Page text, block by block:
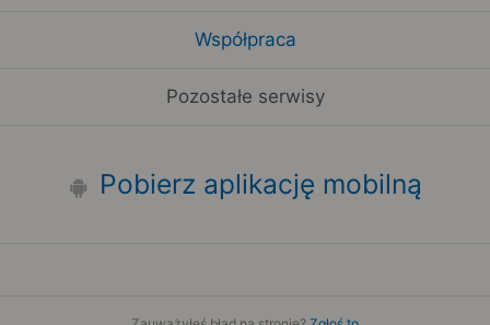
Współpraca
Pozostałe serwisy
Pobierz aplikację mobilną